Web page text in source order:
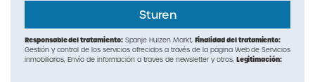
Responsable del tratamiento:Spanje Huizen Markt, Finalidad del tratamiento:
Gestión y control de los servicios ofrecidos a través de la página Web de Servicios
inmobiliarios, Envío de información a traves de newsletter y otros, Legitimación: